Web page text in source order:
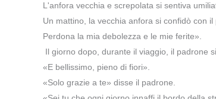
L'anfora vecchia e screpolata si sentiva
Un mattino, la vecchia anfora si confidò con
Perdona la mia debolezza e le mie ferite».
Il giorno dopo, durante il viaggio, il padrone
«E bellissimo, pieno di fiori».
«Solo grazie a te» disse il padrone.